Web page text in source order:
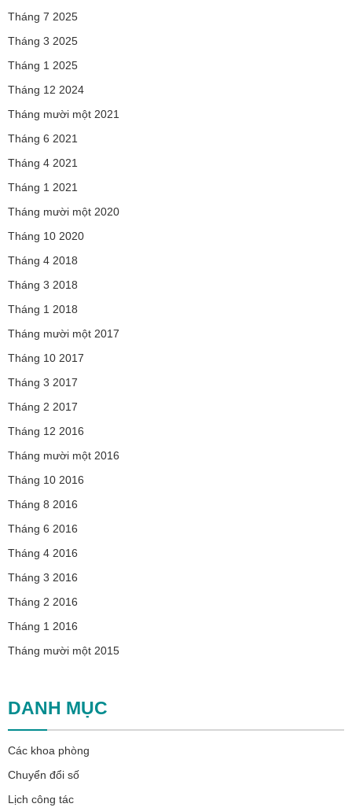
Tháng 7 2025
Tháng 3 2025
Tháng 1 2025
Tháng 12 2024
Tháng mười một 2021
Tháng 6 2021
Tháng 4 2021
Tháng 1 2021
Tháng mười một 2020
Tháng 10 2020
Tháng 4 2018
Tháng 3 2018
Tháng 1 2018
Tháng mười một 2017
Tháng 10 2017
Tháng 3 2017
Tháng 2 2017
Tháng 12 2016
Tháng mười một 2016
Tháng 10 2016
Tháng 8 2016
Tháng 6 2016
Tháng 4 2016
Tháng 3 2016
Tháng 2 2016
Tháng 1 2016
Tháng mười một 2015
DANH MỤC
Các khoa phòng
Chuyển đổi số
Lịch công tác